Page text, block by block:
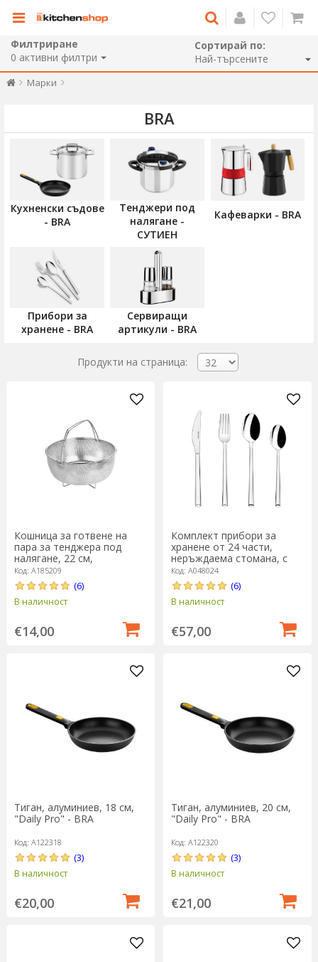
Филтриране
0 активни филтри
Сортирай по:
Марки
BRA
Кухненски съдове
- BRA
Тенджери под
налягане -
СУТИЕН
Кафеварки - BRA
Прибори за
хранене - BRA
Сервиращи
артикули - BRA
Продукти на страница:
Кошница за готвене на
пара за тенджера под
налягане, 22 см,
неръждаема стомана -
BRA
Код: A185209
(6)
В наличност
€14,00
Комплект прибори за
хранене от 24 части,
неръждаема стомана, с
нож за пържоли, „Verona”
– BRA
Код: A048024
(6)
В наличност
€57,00
Тиган, алуминиев, 18 см,
"Daily Pro" - BRA
Код: A122318
(3)
В наличност
€20,00
Тиган, алуминиев, 20 см,
"Daily Pro" - BRA
Код: A122320
(3)
В наличност
€21,00